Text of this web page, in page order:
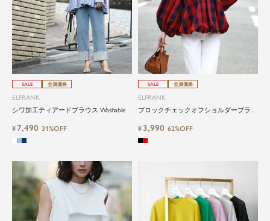
SALE 会員価格
ELFRANK
シワ加工ティアードブラウス Washable
¥7,490 31%OFF
SALE 会員価格
ELFRANK
ブロックチェックオフショルダーブラウ
¥ 3,990 62%OFF